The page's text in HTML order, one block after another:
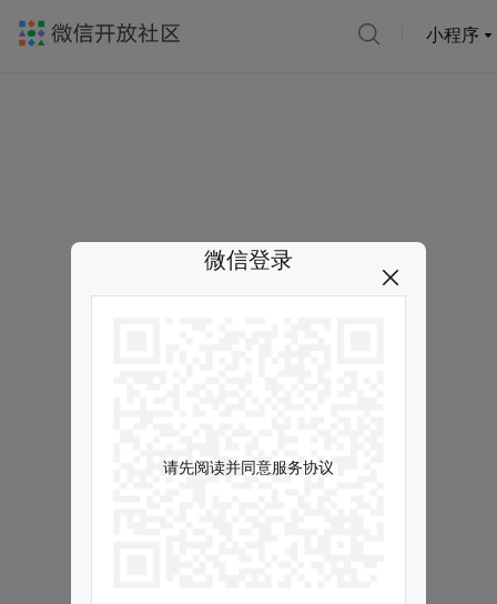
小程序
微信登录
请先阅读并同意服务协议